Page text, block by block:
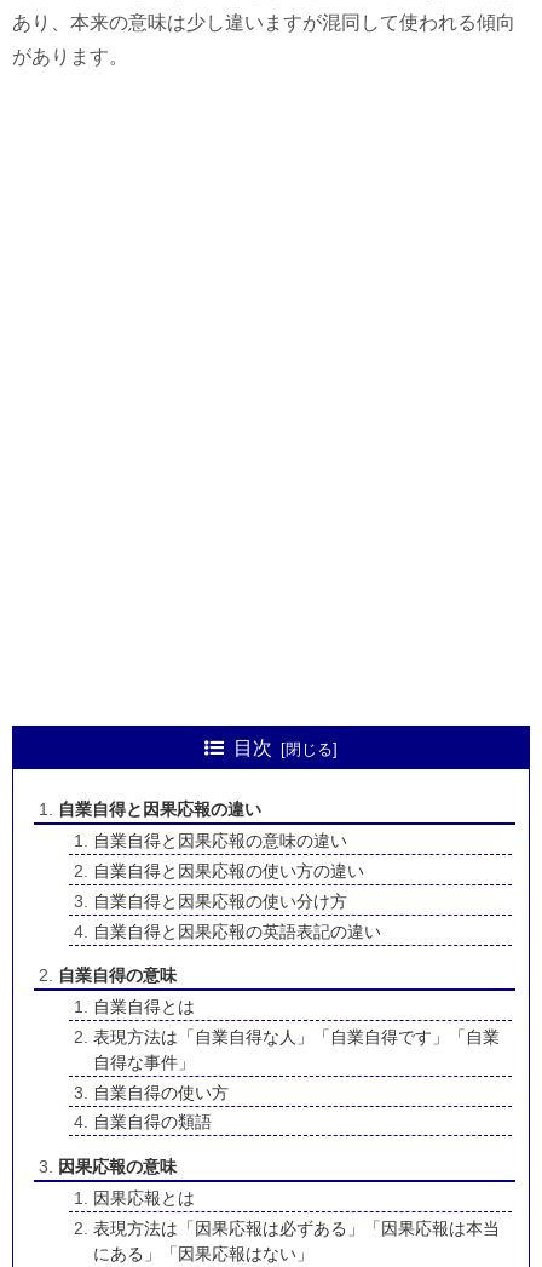
あり、本来の意味は少し違いますが混同して使われる傾向
があります。
目次
自業自得と因果応報の違い
自業自得と因果応報の意味の違い
自業自得と因果応報の使い方の違い
自業自得と因果応報の使い分け方
自業自得と因果応報の英語表記の違い
自業自得の意味
自業自得とは
表現方法は「自業自得な人」「自業自得です」「自業
自得な事件」
自業自得の使い方
自業自得の類語
因果応報の意味
因果応報とは
表現方法は「因果応報は必ずある」「因果応報は本当
にある」「因果応報はない」